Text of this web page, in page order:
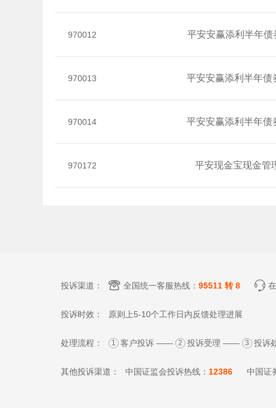
970012 平安安赢添利半年债
970013 平安安赢添利半年债
970014 平安安赢添利半年债
970172 平安现金宝现金管
投诉渠道： 全国统一客服热线： 95511 转 8
投诉时效： 原则上5-10个工作日内反馈处理进展
处理流程： 1 客户投诉 —— 2 投诉受理 —— 3 投诉
其他投诉渠道： 中国证监会投诉热线： 12386 中国证